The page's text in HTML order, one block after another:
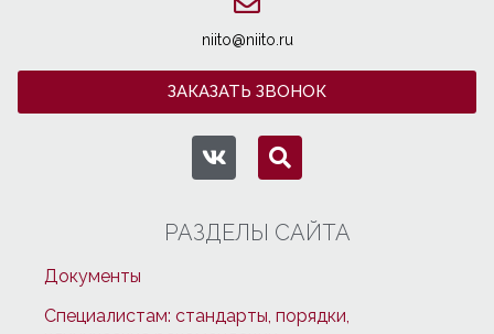
niito@niito.ru
ЗАКАЗАТЬ ЗВОНОК
РАЗДЕЛЫ САЙТА
Документы
Специалистам: стандарты, порядки,